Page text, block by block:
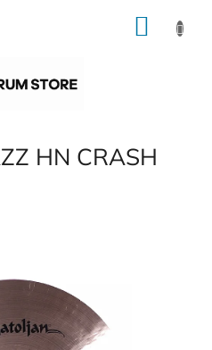
HN CRASH